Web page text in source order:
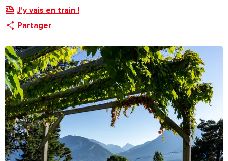
J'y vais en train !
Partager